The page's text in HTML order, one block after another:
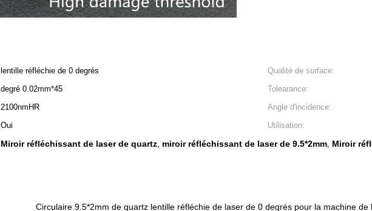
lentille réfléchie de 0 degrés
Qualité de surface:
degré 0.02mm*45
Tolearance:
2100nmHR
Angle d'incidence:
Oui
Utilisation:
Miroir réfléchissant de laser de quartz, miroir réfléchissant de laser de 9.5*2mm, Miroir
Circulaire 9.5*2mm de quartz lentille réfléchie de laser de 0 degrés pour la machine de